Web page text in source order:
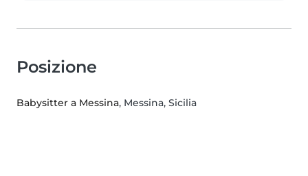
Posizione
Babysitter a Messina, Messina, Sicilia